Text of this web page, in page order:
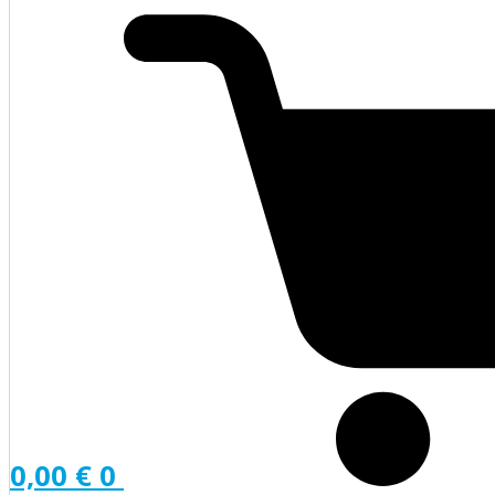
0,00 € 0